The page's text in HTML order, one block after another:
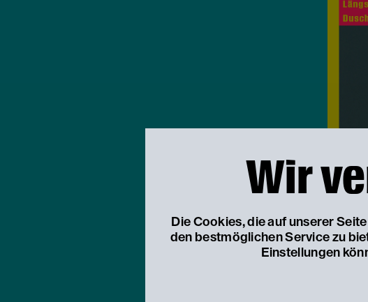
Wir
Die Cookies, die auf unserer
den bestmöglichen Service zu
Einstellungen